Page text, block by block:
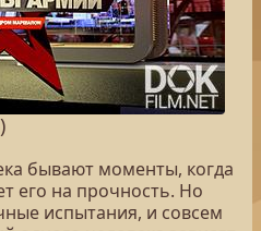
бывают моменты, когда
его на прочность. Но
испытания, и совсем